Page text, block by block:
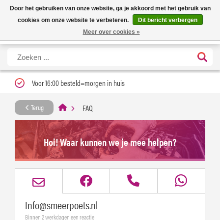
Nieuwe levertijd: 1 tot 3 werkdagen | Nu 25% korting op gehele assortiment
Carfume met kortingscode ''verfrissend''
X
Voor 16:00 besteld=morgen in huis
Terug FAQ
Hoi! Waar kunnen we je mee helpen?
Info@smeerpoets.nl
Binnen 2 werkdagen een reactie
Door het gebruiken van onze website, ga je akkoord met het gebruik van
cookies om onze website te verbeteren.
Dit bericht verbergen
Meer over cookies »